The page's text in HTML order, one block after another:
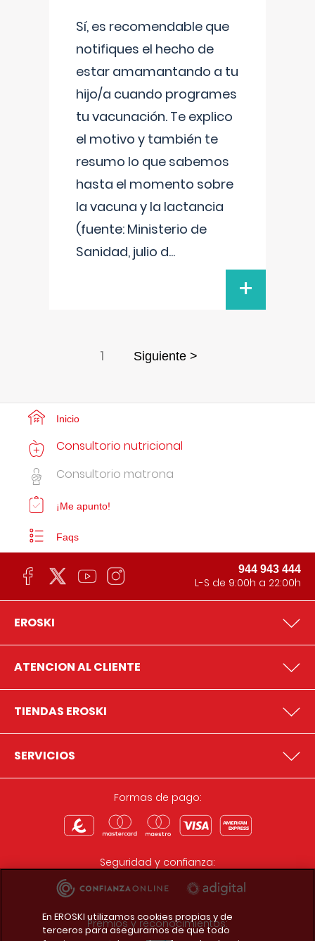
Sí, es recomendable que
notifiques el hecho de
estar amamantando a tu
hijo/a cuando programes
tu vacunación. Te explico
el motivo y también te
resumo lo que sabemos
hasta el momento sobre
la vacuna y la lactancia
(fuente: Ministerio de
Sanidad, julio d...
+
1 Siguiente >
Inicio
Consultorio nutricional
Consultorio matrona
¡Me apunto!
Faqs
944 943 444
L-S de 9:00h a 22:00h
EROSKI
ATENCION AL CLIENTE
TIENDAS EROSKI
SERVICIOS
Formas de pago:
Seguridad y confianza:
Premios y reconocimientos:
En EROSKI utilizamos cookies propias y de
terceros para asegurarnos de que todo